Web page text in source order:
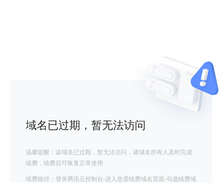
域名已过期，暂无法访问
温馨提醒：该域名已过期，暂无法访问，请域名所有人及时完成
续费，续费后可恢复正常使用
续费路径：登录腾讯云控制台-进入急需续费域名页面-勾选续费域